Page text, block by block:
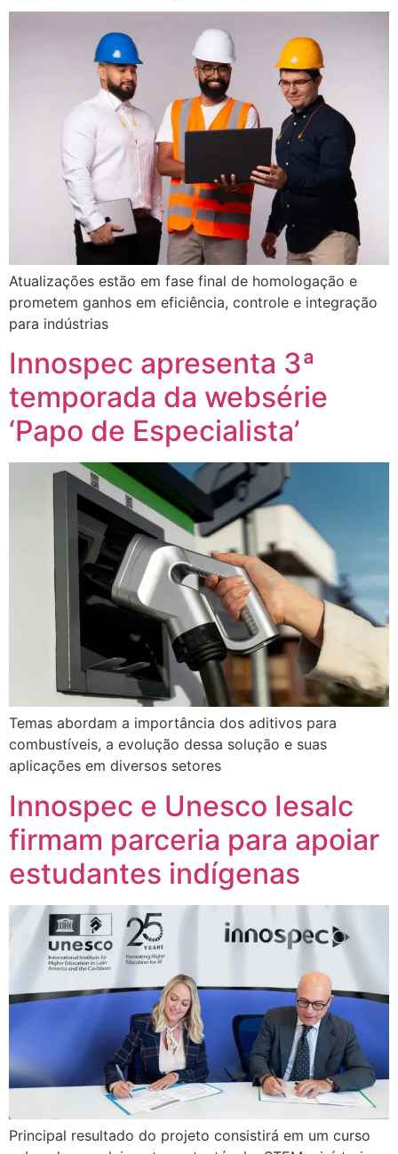
Atualizações estão em fase final de homologação e
prometem ganhos em eficiência, controle e integração
para indústrias
Innospec apresenta 3ª
temporada da websérie
‘Papo de Especialista’
Temas abordam a importância dos aditivos para
combustíveis, a evolução dessa solução e suas
aplicações em diversos setores
Innospec e Unesco Iesalc
firmam parceria para apoiar
estudantes indígenas
Principal resultado do projeto consistirá em um curso